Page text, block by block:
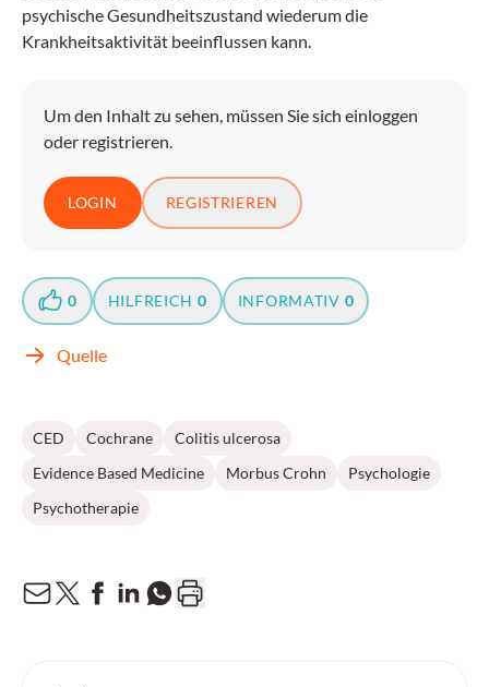
psychische Gesundheitszustand wiederum die
Krankheitsaktivität beeinflussen kann.
Um den Inhalt zu sehen, müssen Sie sich einloggen
oder registrieren.
LOGIN REGISTRIEREN
0 HILFREICH 0 INFORMATIV 0
Quelle
CED Cochrane
Colitis ulcerosa
Evidence Based Medicine
Morbus Crohn
Psychologie
Psychotherapie